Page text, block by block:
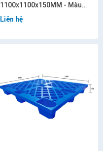
1100x1100x150MM - Màu
Liên hệ